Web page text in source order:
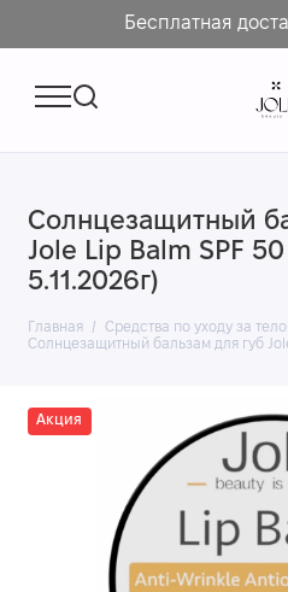
Бесплатная
Солнцезащитный
Jole Lip Balm SPF 50
5.11.2026г)
Главная
Средства по уходу за
Солнцезащитный бальзам для губ
Акция